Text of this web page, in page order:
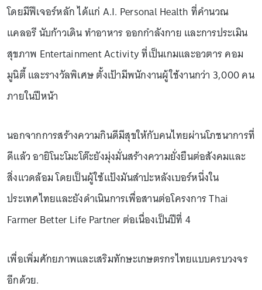
โดยมีฟีเจอร์หลัก ได้แก่ A.I. Personal Health ที่คำนวณ
แคลอรี นับก้าวเดิน ทำอาหาร ออกกำลังกาย และการประเมิน
สุขภาพ Entertainment Activity ที่เป็นเกมและอวตาร คอม
มูนิตี้ และรางวัลพิเศษ ตั้งเป้ามีพนักงานผู้ใช้งานกว่า 3,000 คน
ภายในปีหน้า
นอกจากการสร้างความกินดีมีสุขให้กับคนไทยผ่านโภชนาการที่
ดีแล้ว อายิโนะโมะโต๊ะยังมุ่งมั่นสร้างความยั่งยืนต่อสังคมและ
สิ่งแวดล้อม โดยเป็นผู้ใช้แป้งมันสำปะหลังเบอร์หนึ่งใน
ประเทศไทยและยังดำเนินการเพื่อสานต่อโครงการ Thai
Farmer Better Life Partner ต่อเนื่องเป็นปีที่ 4
เพื่อเพิ่มศักยภาพและเสริมทักษะเกษตรกรไทยแบบครบวงจร
อีกด้วย.